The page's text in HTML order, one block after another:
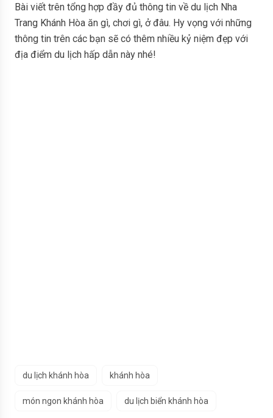
Bài viết trên tổng hợp đầy đủ thông tin về du lịch Nha
Trang Khánh Hòa ăn gì, chơi gì, ở đâu. Hy vọng với những
thông tin trên các bạn sẽ có thêm nhiều kỷ niệm đẹp với
địa điểm du lịch hấp dẫn này nhé!
du lịch khánh hòa khánh hòa
món ngon khánh hòa du lịch biển khánh hòa